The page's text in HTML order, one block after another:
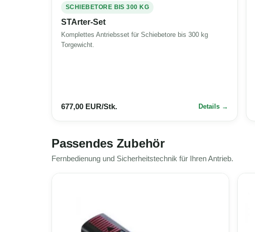
SCHIEBETORE BIS 300 KG
STArter-Set
Komplettes Antriebsset für Schiebetore bis 300 kg
Torgewicht.
677,00 EUR/Stk. Details
Passendes Zubehör
Fernbedienung und Sicherheitstechnik für Ihren Antrieb.